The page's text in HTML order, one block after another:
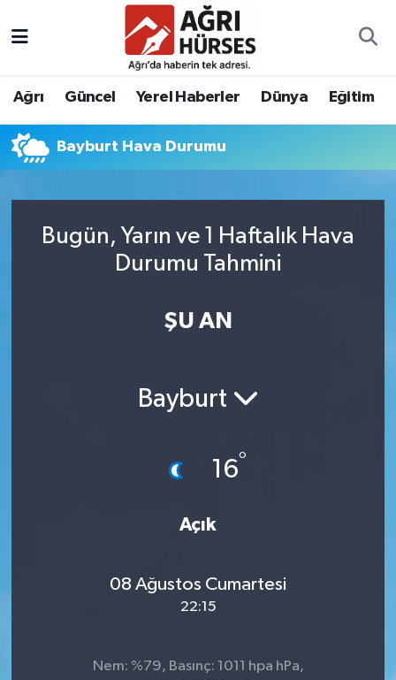
Ağrı Güncel Yerel Haberler Dünya Eğitim
Bayburt Hava Durumu
Bugün, Yarın ve 1 Haftalık Hava
Durumu Tahmini
ŞU AN
Bayburt
16°
Açık
08 Ağustos Cumartesi
22:15
Nem: %79, Basınç: 1011 hpa hPa,
Hava Durumu
Süper Lig Puan Durumu ve Fikstür
Tüm Manşetler
Son Dakika Haberleri